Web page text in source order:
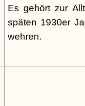
Es gehört zur
späten 1930er
wehren.